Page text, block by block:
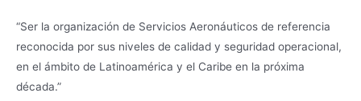
“Ser la organización de Servicios Aeronáuticos de referencia
reconocida por sus niveles de calidad y seguridad operacional,
en el ámbito de Latinoamérica y el Caribe en la próxima
década.”